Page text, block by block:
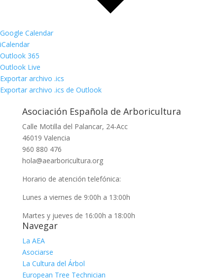
Google Calendar
iCalendar
Outlook 365
Outlook Live
Exportar archivo .ics
Exportar archivo .ics de Outlook
Asociación Española de Arboricultura
Calle Motilla del Palancar, 24-Acc
46019 Valencia
960 880 476
hola@aearboricultura.org
Horario de atención telefónica:
Lunes a viernes de 9:00h a 13:00h
Martes y jueves de 16:00h a 18:00h
Navegar
La AEA
Asociarse
La Cultura del Árbol
European Tree Technician